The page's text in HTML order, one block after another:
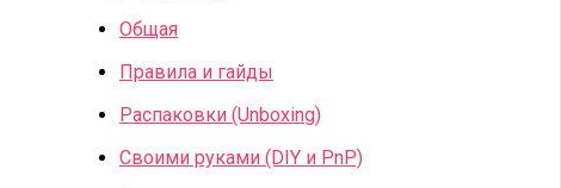
Общая
Правила и гайды
Распаковки (Unboxing)
Своими руками (DIY и PnP)